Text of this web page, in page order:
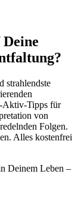
strahlendste
Aktiv-Tipps für
von
Folgen.
Alles kostenfrei
Deinem Leben –